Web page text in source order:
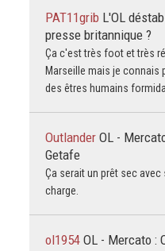
PAT11grib L'OL
presse britannique ?
Ça c'est très foot et très
Marseille mais je connais
des êtres humains
Outlander OL -
Getafe
Ça serait un prêt sec avec
charge.
ol1954 OL - Mercato :